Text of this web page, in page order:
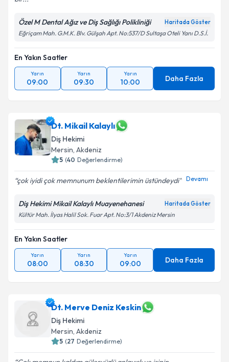
Özel M Dental Ağız ve Diş Sağlığı Polikliniği Haritada Göster
Eğriçam Mah. G.M.K. Blv. Gülşah Apt. No:537/D Sultaşa Oteli Yanı D.S.İ.
En Yakın Saatler
Yarın
09:00
Yarın
09:30
Yarın
10:00 Daha Fazla
Dt. Mikail Kalaylı
Diş Hekimi
Mersin, Akdeniz
5 (40 Değerlendirme)
çok iyidi çok memnunum beklentilerimin üstündeydi Devamı
Diş Hekimi Mikail Kalaylı Muayenehanesi Haritada Göster
Kültür Mah. İlyas Halil Sok. Fuar Apt. No:3/1 Akdeniz Mersin
En Yakın Saatler
Yarın
08:00
Yarın
08:30
Yarın
09:00 Daha Fazla
Dt. Merve Deniz Keskin
Diş Hekimi
Mersin, Akdeniz
5 (27 Değerlendirme)